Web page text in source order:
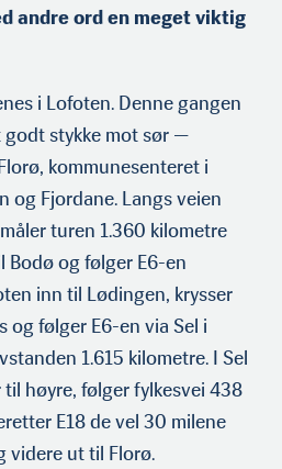
andre ord en meget viktig
i Lofoten. Denne gangen
stykke mot sør —
kommunesenteret i
og Fjordane. Langs veien
turen 1.360 kilometre
Bodø og følger E6-en
inn til Lødingen, krysser
og følger E6-en via Sel i
1.615 kilometre. I Sel
høyre, følger fylkesvei 438
E18 de vel 30 milene
videre ut til Florø.